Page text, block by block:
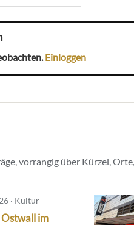
Einloggen
vorrangig über Kürzel,
· Kultur
im